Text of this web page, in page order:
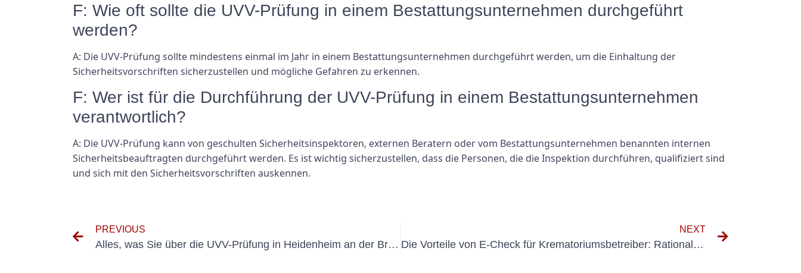
F: Wie oft sollte die UVV-Prüfung in einem Bestattungsunternehmen durchgeführt
werden?
A: Die UVV-Prüfung sollte mindestens einmal im Jahr in einem Bestattungsunternehmen durchgeführt werden, um die Einhaltung der
Sicherheitsvorschriften sicherzustellen und mögliche Gefahren zu erkennen.
F: Wer ist für die Durchführung der UVV-Prüfung in einem Bestattungsunternehmen
verantwortlich?
A: Die UVV-Prüfung kann von geschulten Sicherheitsinspektoren, externen Beratern oder vom Bestattungsunternehmen benannten internen
Sicherheitsbeauftragten durchgeführt werden. Es ist wichtig sicherzustellen, dass die Personen, die die Inspektion durchführen, qualifiziert sind
und sich mit den Sicherheitsvorschriften auskennen.
PREVIOUS
Alles, was Sie über die UVV-Prüfung in Heidenheim an der Brenz wissen müssen
NEXT
Die Vorteile von E-Check für Krematoriumsbetreiber: Rationalisierung der Abläufe und Verbesserung der Effizienz